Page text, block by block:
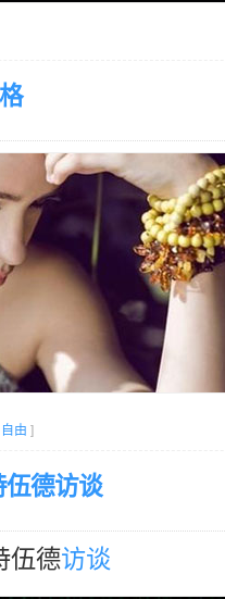
自由 ]
伍德访谈
伍德访谈